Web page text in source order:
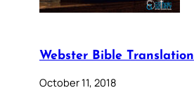
Webster Bible Translation
October 11, 2018